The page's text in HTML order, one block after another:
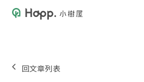
回文章列表